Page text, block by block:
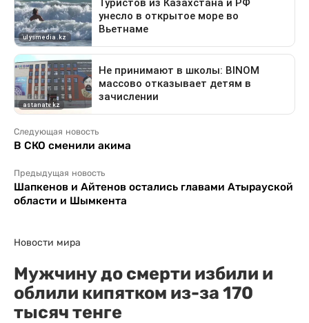
Следующая новость
В СКО сменили акима
Предыдущая новость
Шапкенов и Айтенов остались главами Атырауской
области и Шымкента
Новости мира
Мужчину до смерти избили и
облили кипятком из-за 170
тысяч тенге